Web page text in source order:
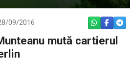
09/2016 WHATSAPP
mută cartierul